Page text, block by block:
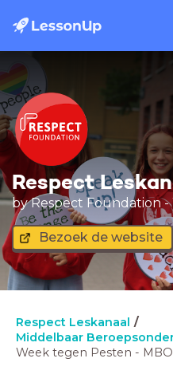
Respect
by Respect Foundation -
Bezoek de website
Respect Leskanaal
Middelbaar
Week tegen Pesten -